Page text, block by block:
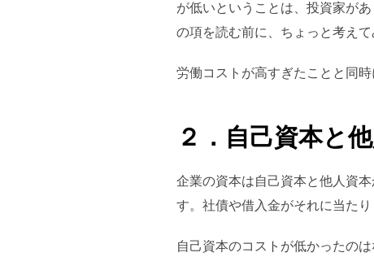
が低いということは、投資家が
の項を読む前に、ちょっと考えて
労働コストが高すぎたことと同
２．自己資本と
企業の資本は自己資本と他人資
す。社債や借入金がそれに当たり
自己資本のコストが低かったの